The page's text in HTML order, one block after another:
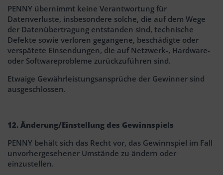
PENNY übernimmt keine Verantwortung für
Datenverluste, insbesondere solche, die auf dem Wege
der Datenübertragung entstanden sind, technische
Defekte sowie verloren gegangene, beschädigte oder
verspätete Einsendungen, die auf Netzwerk-, Hardware-
oder Softwareprobleme zurückzuführen sind.
Etwaige Gewährleistungsansprüche der Gewinner sind
ausgeschlossen.
12. Änderung/Einstellung des Gewinnspiels
PENNY behält sich das Recht vor, das Gewinnspiel im Fall
unvorhergesehener Umstände zu ändern oder
einzustellen.